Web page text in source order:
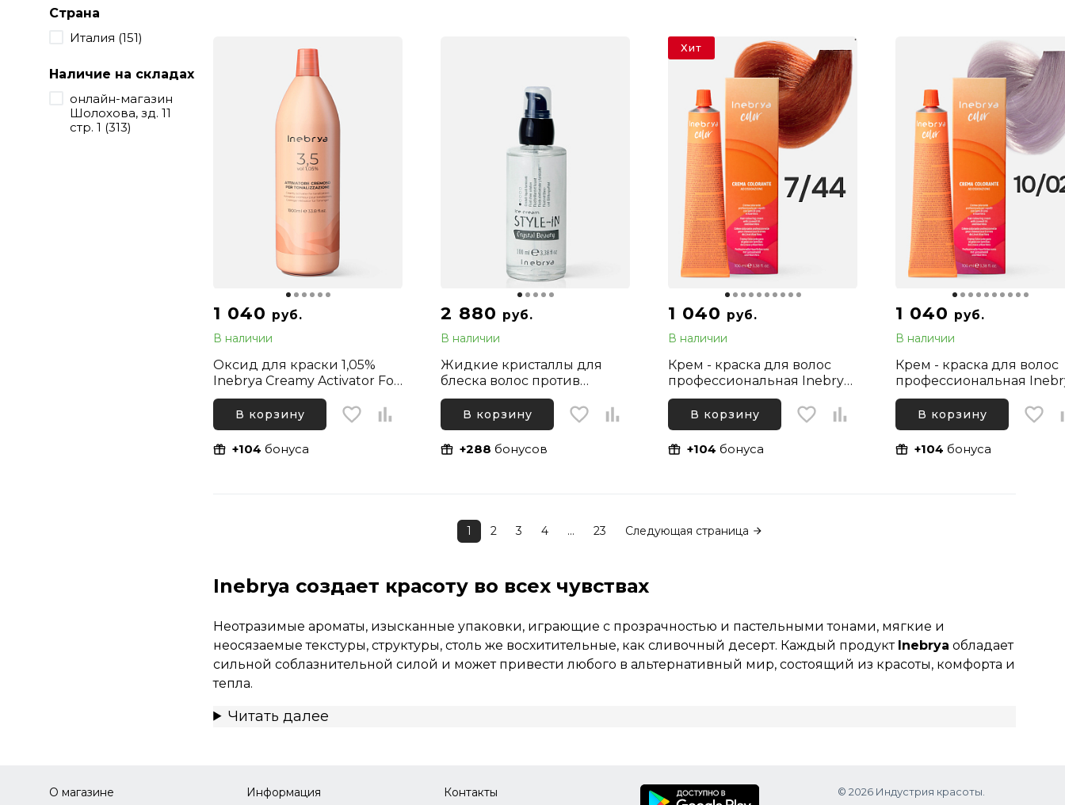
Страна
Италия (151)
Наличие на складах
онлайн-магазин
Шолохова, зд. 11
стр. 1 (313)
1 040 руб.
В наличии
Оксид для краски 1,05%
Inebrya Creamy Activator For
Tonalizations (3,5 vol), 1000
В корзину
+104 бонуса
2 880 руб.
В наличии
Жидкие кристаллы для
блеска волос против
секущихся кончиков
Inebrya Style-In Crystal
Beauty, 100 мл
В корзину
+288 бонусов
1 040 руб.
В наличии
Крем - краска для волос
профессиональная Inebrya
Color Professional 7/44
Русый Интенсивный
медный, 100 мл
В корзину
+104 бонуса
Хит
1 040 руб.
В наличии
Крем - краска для волос
профессиональная
Color Professional 10/02
Светлый блонд
Натуральный
100 мл
В корзину
+104 бонуса
1 2 3 4 ... 23 Следующая страница
Inebrya создает красоту во всех чувствах
Неотразимые ароматы, изысканные упаковки, играющие с прозрачностью и пастельными тонами, мягкие и
неосязаемые текстуры, структуры, столь же восхитительные, как сливочный десерт. Каждый продукт Inebrya обладает
сильной соблазнительной силой и может привести любого в альтернативный мир, состоящий из красоты, комфорта и
тепла.
Читать далее
О магазине Информация Контакты
© 2026 Индустрия красоты.